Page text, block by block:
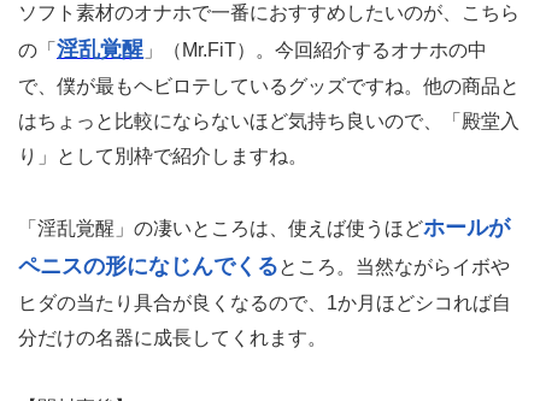
ソフト素材のオナホで一番におすすめしたいのが、こちら
の「 淫乱覚醒 」（Mr.FiT）。今回紹介するオナホの中
で、僕が最もヘビロテしているグッズですね。他の商品と
はちょっと比較にならないほど気持ち良いので、「殿堂入
り」として別枠で紹介しますね。
「淫乱覚醒」の凄いところは、使えば使うほどホールが
ペニスの形になじんでくるところ。当然ながらイボや
ヒダの当たり具合が良くなるので、1か月ほどシコれば自
分だけの名器に成長してくれます。